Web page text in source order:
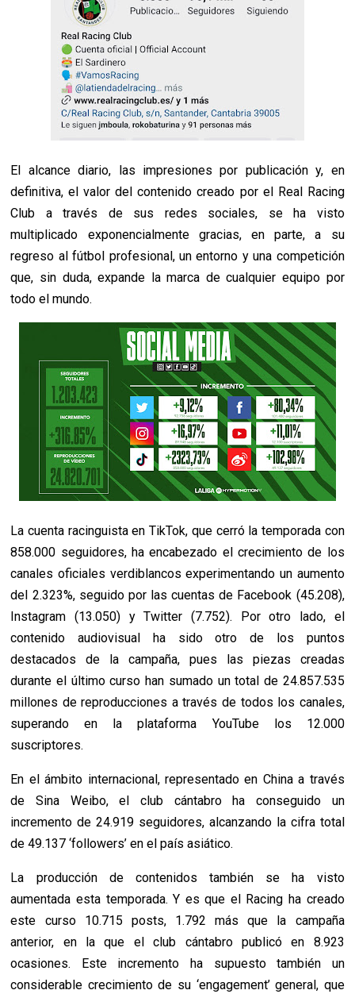
El alcance diario, las impresiones por publicación y, en
definitiva, el valor del contenido creado por el Real Racing
Club a través de sus redes sociales, se ha visto
multiplicado exponencialmente gracias, en parte, a su
regreso al fútbol profesional, un entorno y una competición
que, sin duda, expande la marca de cualquier equipo por
todo el mundo.
La cuenta racinguista en TikTok, que cerró la temporada con
858.000 seguidores, ha encabezado el crecimiento de los
canales oficiales verdiblancos experimentando un aumento
del 2.323%, seguido por las cuentas de Facebook (45.208),
Instagram (13.050) y Twitter (7.752). Por otro lado, el
contenido audiovisual ha sido otro de los puntos
destacados de la campaña, pues las piezas creadas
durante el último curso han sumado un total de 24.857.535
millones de reproducciones a través de todos los canales,
superando en la plataforma YouTube los 12.000
suscriptores.
En el ámbito internacional, representado en China a través
de Sina Weibo, el club cántabro ha conseguido un
incremento de 24.919 seguidores, alcanzando la cifra total
de 49.137 ‘followers’ en el país asiático.
La producción de contenidos también se ha visto
aumentada esta temporada. Y es que el Racing ha creado
este curso 10.715 posts, 1.792 más que la campaña
anterior, en la que el club cántabro publicó en 8.923
ocasiones. Este incremento ha supuesto también un
considerable crecimiento de su ‘engagement’ general, que